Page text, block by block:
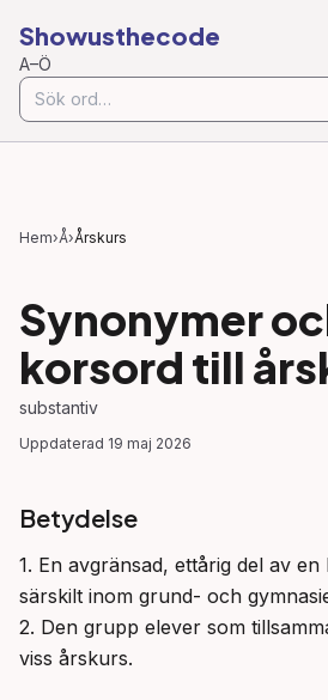
Showusthecode
A–Ö
Hem›Å›Årskurs
Synonymer
korsord till
substantiv
Uppdaterad 19 maj 2026
Betydelse
1. En avgränsad, ettårig del av
särskilt inom grund- och
2. Den grupp elever som
viss årskurs.